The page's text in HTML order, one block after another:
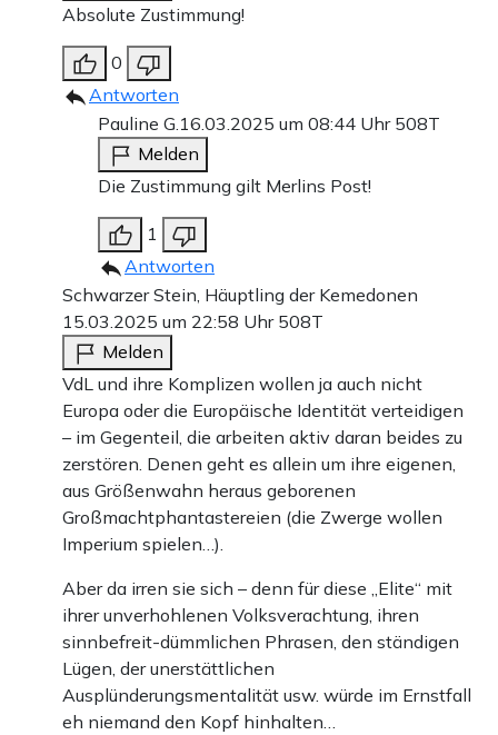
Absolute Zustimmung!
0
Antworten
Pauline G.16.03.2025 um 08:44 Uhr 508T
Melden
Die Zustimmung gilt Merlins Post!
1
Antworten
Schwarzer Stein, Häuptling der Kemedonen
15.03.2025 um 22:58 Uhr 508T
Melden
VdL und ihre Komplizen wollen ja auch nicht
Europa oder die Europäische Identität verteidigen
– im Gegenteil, die arbeiten aktiv daran beides zu
zerstören. Denen geht es allein um ihre eigenen,
aus Größenwahn heraus geborenen
Großmachtphantastereien (die Zwerge wollen
Imperium spielen…).
Aber da irren sie sich – denn für diese „Elite“ mit
ihrer unverhohlenen Volksverachtung, ihren
sinnbefreit-dümmlichen Phrasen, den ständigen
Lügen, der unerstättlichen
Ausplünderungsmentalität usw. würde im Ernstfall
eh niemand den Kopf hinhalten…